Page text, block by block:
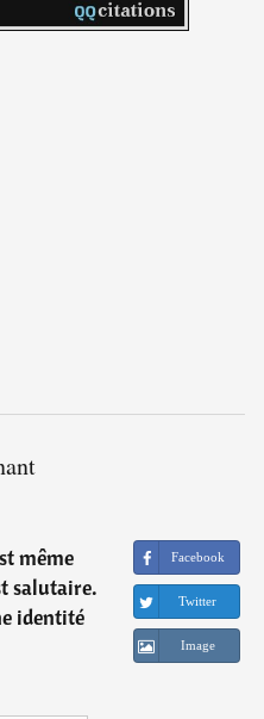
même
salutaire.
identité
Facebook
Twitter
Image